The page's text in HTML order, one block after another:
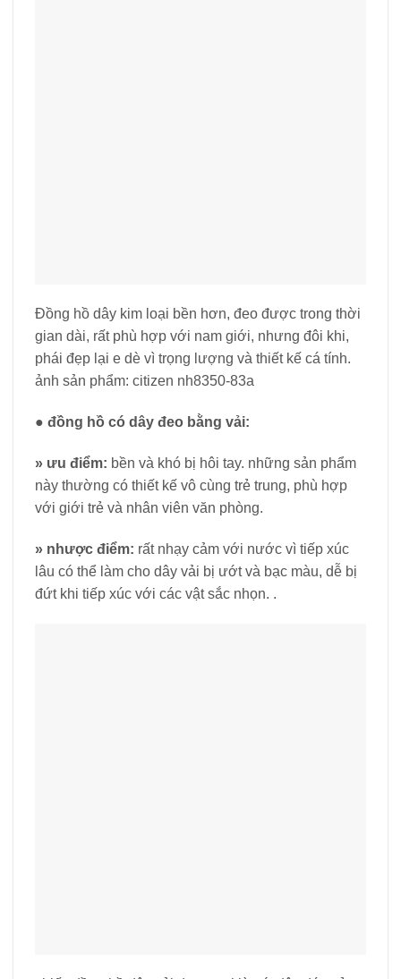
Đồng hồ dây kim loại bền hơn, đeo được trong thời
gian dài, rất phù hợp với nam giới, nhưng đôi khi,
phái đẹp lại e dè vì trọng lượng và thiết kế cá tính.
ảnh sản phẩm: citizen nh8350-83a
● đồng hồ có dây đeo bằng vải:
» ưu điểm: bền và khó bị hôi tay. những sản phẩm
này thường có thiết kế vô cùng trẻ trung, phù hợp
với giới trẻ và nhân viên văn phòng.
» nhược điểm: rất nhạy cảm với nước vì tiếp xúc
lâu có thể làm cho dây vải bị ướt và bạc màu, dễ bị
đứt khi tiếp xúc với các vật sắc nhọn. .